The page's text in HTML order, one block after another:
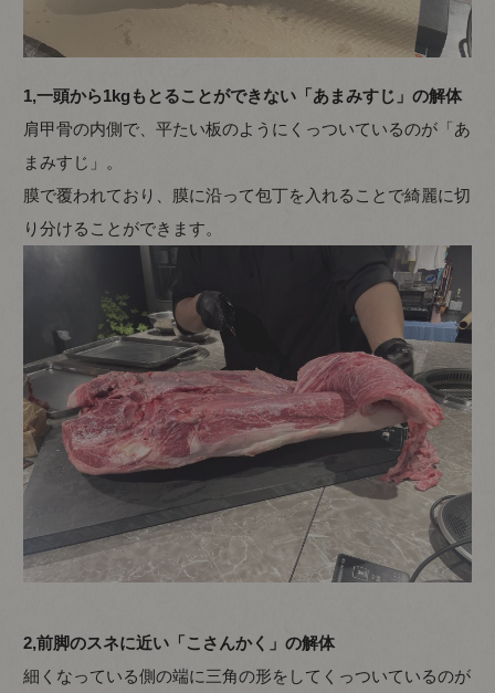
1,一頭から1kgもとることができない「あまみすじ」の解体
肩甲骨の内側で、平たい板のようにくっついているのが「あ
まみすじ」。
膜で覆われており、膜に沿って包丁を入れることで綺麗に切
り分けることができます。
2,前脚のスネに近い「こさんかく」の解体
細くなっている側の端に三角の形をしてくっついているのが